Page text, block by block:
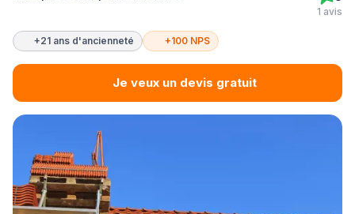
1 avis
+21 ans d'ancienneté +100 NPS
Je veux un devis gratuit